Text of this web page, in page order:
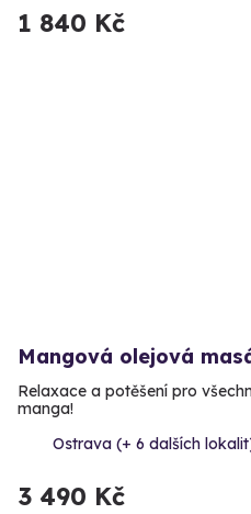
1 840 Kč
Mangová olejová
Relaxace a potěšení pro
manga!
Ostrava (+ 6 dalších
3 490 Kč